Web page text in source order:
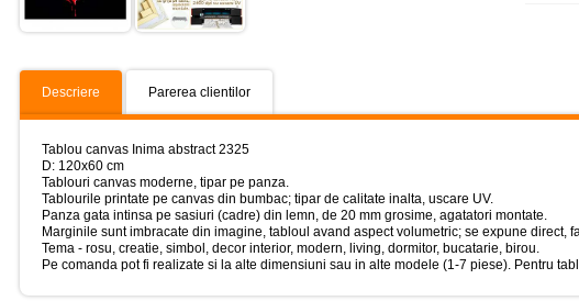
Descriere Parerea clientilor
Tablou canvas Inima abstract 2325
D: 120x60 cm
Tablouri canvas moderne, tipar pe panza.
Tablourile printate pe canvas din bumbac; tipar de calitate inalta, uscare UV.
Panza gata intinsa pe sasiuri (cadre) din lemn, de 20 mm grosime, agatatori montate.
Marginile sunt imbracate din imagine, tabloul avand aspect volumetric; se expune direct,
Tema - rosu, creatie, simbol, decor interior, modern, living, dormitor, bucatarie, birou.
Pe comanda pot fi realizate si la alte dimensiuni sau in alte modele (1-7 piese). Pentru